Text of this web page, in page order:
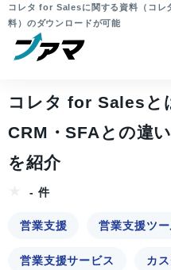
コレタ for Salesに関する資料（コ
料）のダウンロードが可能
コレタ for Salesと
CRM・SFAとの違
を紹介
- 件
営業支援 営業支援ツ
営業支援サービス カ